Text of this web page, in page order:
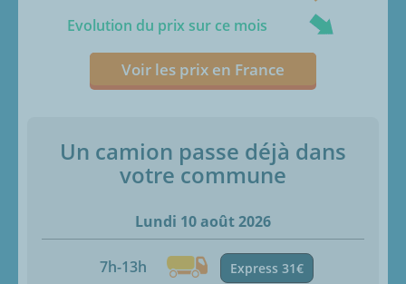
Evolution du prix sur ce mois
Voir les prix en France
Un camion passe déjà dans
votre commune
Lundi 10 août 2026
7h-13h Express 31€